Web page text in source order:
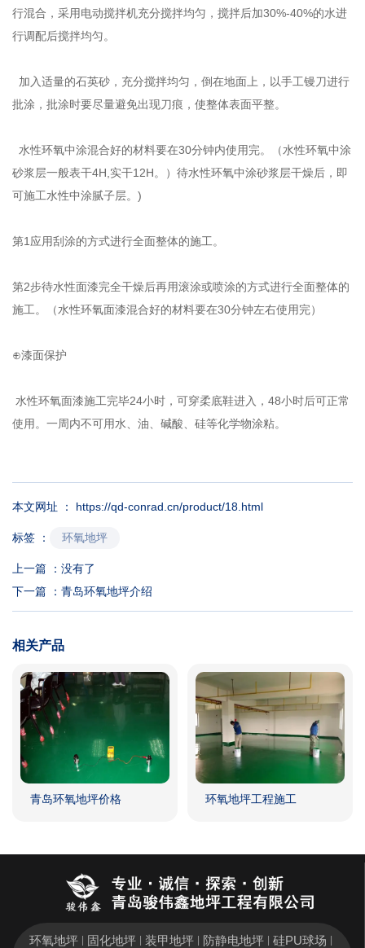
行混合，采用电动搅拌机充分搅拌均匀，搅拌后加30%-40%的水进
行调配后搅拌均匀。
加入适量的石英砂，充分搅拌均匀，倒在地面上，以手工镘刀进行
批涂，批涂时要尽量避免出现刀痕，使整体表面平整。
水性环氧中涂混合好的材料要在30分钟内使用完。（水性环氧中涂
砂浆层一般表干4H,实干12H。）待水性环氧中涂砂浆层干燥后，即
可施工水性中涂腻子层。)
第1应用刮涂的方式进行全面整体的施工。
第2步待水性面漆完全干燥后再用滚涂或喷涂的方式进行全面整体的
施工。（水性环氧面漆混合好的材料要在30分钟左右使用完）
⊕漆面保护
水性环氧面漆施工完毕24小时，可穿柔底鞋进入，48小时后可正常
使用。一周内不可用水、油、碱酸、硅等化学物涂粘。
本文网址 ： https://qd-conrad.cn/product/18.html
标签 ： 环氧地坪
上一篇 ： 没有了
下一篇 ： 青岛环氧地坪介绍
相关产品
青岛环氧地坪价格 环氧地坪工程施工
环氧地坪 | 固化地坪 | 装甲地坪 | 防静电地坪 | 硅PU球场 |